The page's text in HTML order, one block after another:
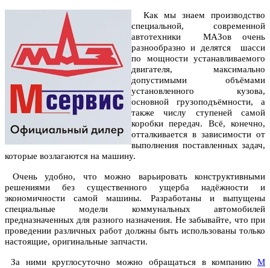
Как мы знаем производство
специальной, современной
автотехники МАЗов очень
разнообразно и делятся шасси
по мощности устанавливаемого
двигателя, максимально
допустимыми объёмами
установленного кузова,
основной грузоподъёмности, а
также числу ступеней самой
коробки передач. Всё, конечно,
отталкивается в зависимости от
выполнения поставленных задач,
которые возлагаются на машину.
Очень удобно, что можно варьировать конструктивными
решениями без существенного ущерба надёжности и
экономичности самой машины. Разработаны и выпущены
специальные модели коммунальных автомобилей
предназначенных для разного назначения. Не забывайте, что при
проведении различных работ должны быть использованы только
настоящие, оригинальные запчасти.
За ними круглосуточно можно обращаться в компанию М